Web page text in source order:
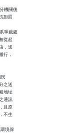
機關後
拒罰
爭裁處
從起
，送
行，
之送
地址
通訊
且原
不生
境保